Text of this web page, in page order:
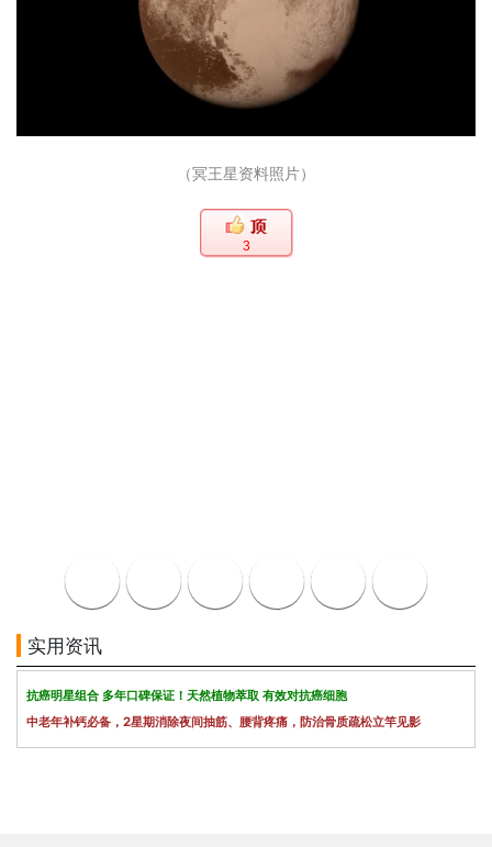
（冥王星资料照片）
3
实用资讯
抗癌明星组合 多年口碑保证！天然植物萃取 有效对抗癌细胞
中老年补钙必备，2星期消除夜间抽筋、腰背疼痛，防治骨质疏松立竿见影